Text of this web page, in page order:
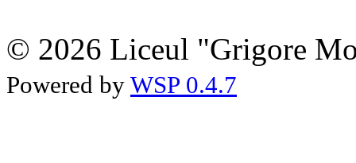
© 2026 Liceul "Grigore
Powered by WSP 0.4.7